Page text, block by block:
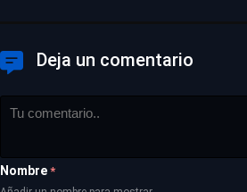
Deja un comentario
Nombre *